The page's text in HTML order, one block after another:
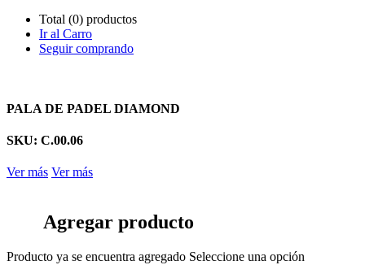
Total (0) productos
Ir al Carro
Seguir comprando
PALA DE PADEL DIAMOND
SKU: C.00.06
Ver más Ver más
Agregar producto
Producto ya se encuentra agregado Seleccione una opción